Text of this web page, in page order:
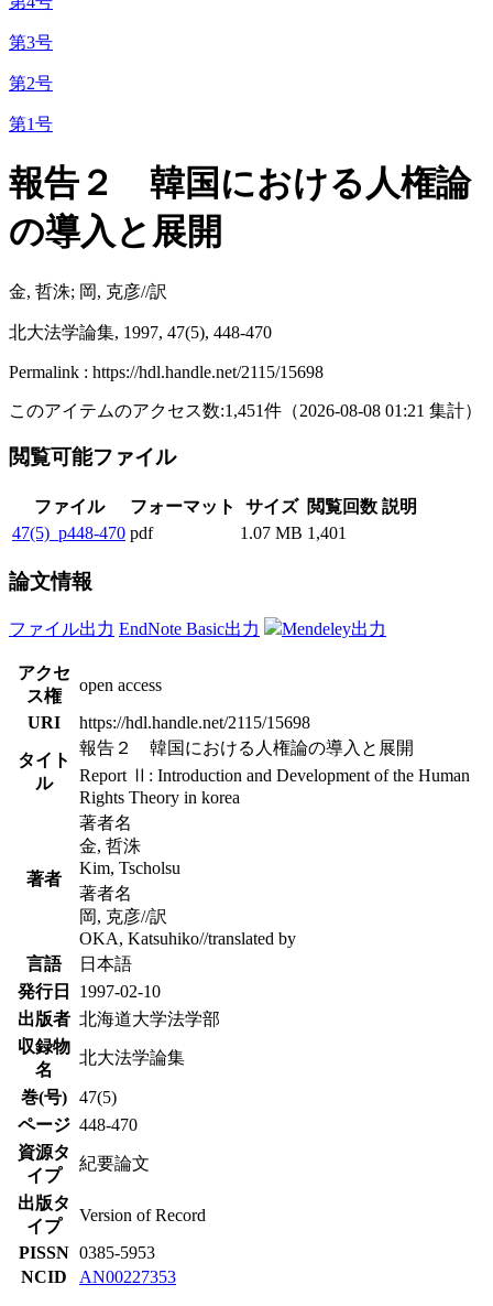
第3号
第2号
第1号
報告２ 韓国における人権論
の導入と展開
金, 哲洙; 岡, 克彦//訳
北大法学論集, 1997, 47(5), 448-470
Permalink : https://hdl.handle.net/2115/15698
このアイテムのアクセス数:1,451件 （2026-08-08 01:21 集計）
閲覧可能ファイル
ファイル フォーマット サイズ 閲覧回数 説明
47(5)_p448-470 pdf 1.07 MB 1,401
論文情報
ファイル出力 EndNote Basic出力 Mendeley出力
アクセ
ス権
open access
URI
https://hdl.handle.net/2115/15698
タイト
ル
報告２ 韓国における人権論の導入と展開
Report Ⅱ: Introduction and Development of the Human
Rights Theory in korea
著者
著者名
金, 哲洙
Kim, Tscholsu
著者名
岡, 克彦//訳
OKA, Katsuhiko//translated by
言語
日本語
発行日
1997-02-10
出版者 北海道大学法学部
収録物
名
北大法学論集
巻(号)
47(5)
ページ 448-470
資源タ
イプ
紀要論文
出版タ
イプ
Version of Record
PISSN 0385-5953
NCID
AN00227353